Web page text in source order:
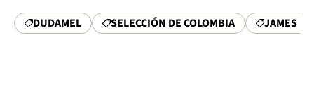
DUDAMEL SELECCIÓN DE COLOMBIA JAMES